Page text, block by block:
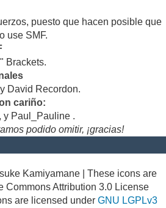
puesto que hacen posible que
use SMF.
Brackets.
David Recordon.
cariño:
y Paul_Pauline .
podido omitir, ¡gracias!
Kamiyamane | These icons are
Commons Attribution 3.0 License
are licensed under GNU LGPLv3